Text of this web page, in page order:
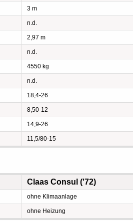
3 m
n.d.
2,97 m
n.d.
4550 kg
n.d.
18,4-26
8,50-12
14,9-26
11,5/80-15
Claas Consul ('72)
ohne Klimaanlage
ohne Heizung